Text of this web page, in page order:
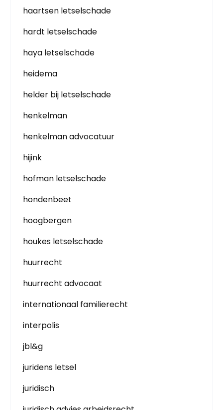
haartsen letselschade
hardt letselschade
haya letselschade
heidema
helder bij letselschade
henkelman
henkelman advocatuur
hijink
hofman letselschade
hondenbeet
hoogbergen
houkes letselschade
huurrecht
huurrecht advocaat
internationaal familierecht
interpolis
jbl&g
juridens letsel
juridisch